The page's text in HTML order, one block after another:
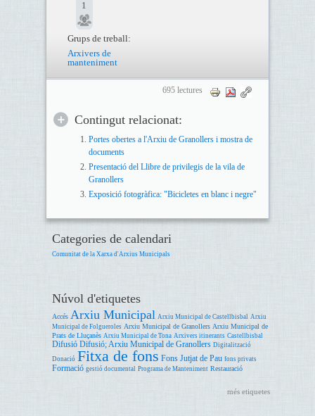
1
Grups de treball:
Arxivers de
manteniment
695 lectures
Contingut relacionat:
Portes obertes a l'Arxiu de Granollers i mostra de
documents
Presentació del Llibre de privilegis de la vila de
Granollers
Exposició fotogràfica: "Bicicletes en blanc i negre"
Categories de calendari
Comunitat de la Xarxa d'Arxius Municipals
Núvol d'etiquetes
Accés Arxiu Municipal Arxiu Municipal de Castellbisbal Arxiu
Municipal de Folgueroles Arxiu Municipal de Granollers Arxiu Municipal de
Prats de Lluçanès Arxiu Municipal de Tona Arxivers itinerants Castellbisbal
Difusió Difusió; Arxiu Municipal de Granollers Digitalització
Donació Fitxa de fons Fons Jutjat de Pau fons privats
Formació gestió documental Programa de Manteniment Restauració
més etiquetes